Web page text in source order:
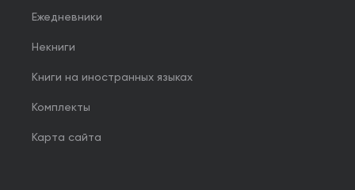
Ежедневники
Некниги
Книги на иностранных языках
Комплекты
Карта сайта